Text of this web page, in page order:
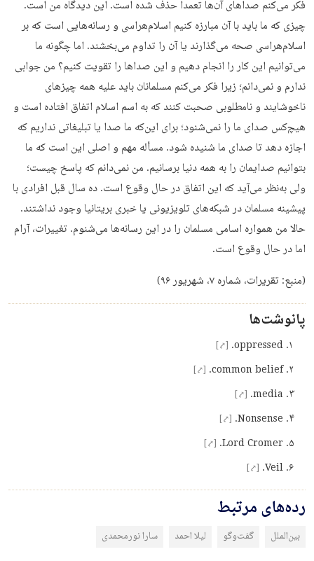
فکر می‌کنم صداهای آن‌ها تعمداً حذف شده است. این دیدگاه من است.
چیزی که ما باید با آن مبارزه کنیم اسلام‌هراسی و رسانه‌هایی است که بر
اسلام‌هراسی صحه می‌گذارند یا آن را تداوم می‌بخشند. اما چگونه ما
می‌توانیم این کار را انجام دهیم و این صداها را تقویت کنیم؟ من جوابی
ندارم و نمی‌دانم؛ زیرا فکر می‌کنم مسلمانان باید علیه همه چیزهای
ناخوشایند و نامطلوبی صحبت کنند که به اسم اسلام اتفاق افتاده است و
هیچ‌کس صدای ما را نمی‌شنود؛ برای این‌که ما صدا یا تبلیغاتی نداریم که
اجازه دهد تا صدای ما شنیده شود. مسأله مهم و اصلی این است که ما
بتوانیم صدایمان را به همه دنیا برسانیم. من نمی‌دانم که پاسخ چیست؛
ولی به‌نظر می‌آید که این اتفاق در حال وقوع است. ده سال قبل افرادی با
پیشینه مسلمان در شبکه‌‌های تلویزیونی یا خبری بریتانیا وجود نداشتند.
حالا من همواره اسامی مسلمان را در این رسانه‌ها می‌شنوم. تغییرات، آرام
اما در حال وقوع است.
(منبع: تقریرات، شماره ۷، شهریور ۹۶)
پانوشت‌ها
oppressed.
[⤤]
common belief.
[⤤]
media.
[⤤]
Nonsense.
[⤤]
Lord Cromer.
[⤤]
Veil.
[⤤]
رده‌های مرتبط
بین‌الملل گفت‌وگو لیلا احمد سارا نورمحمدی